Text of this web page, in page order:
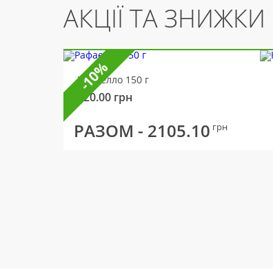
АКЦІЇ ТА ЗНИЖКИ
Рафаелло 150 г
320.00 грн
РАЗОМ - 2105.10 грн
-10%